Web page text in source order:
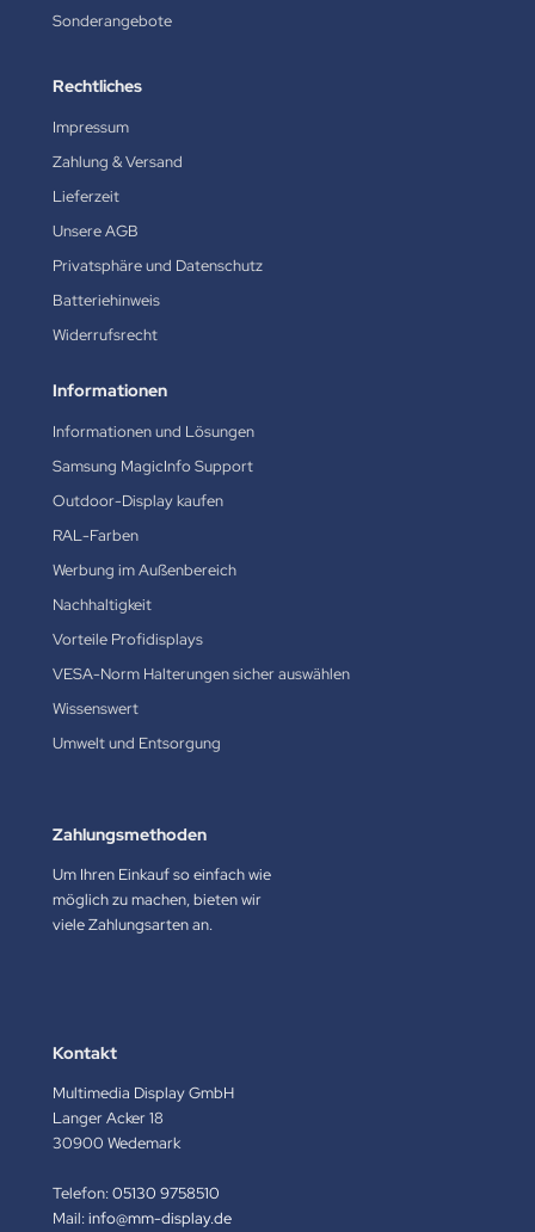
Sonderangebote
Rechtliches
Impressum
Zahlung & Versand
Lieferzeit
Unsere AGB
Privatsphäre und Datenschutz
Batteriehinweis
Widerrufsrecht
Informationen
Informationen und Lösungen
Samsung MagicInfo Support
Outdoor-Display kaufen
RAL-Farben
Werbung im Außenbereich
Nachhaltigkeit
Vorteile Profidisplays
VESA-Norm Halterungen sicher auswählen
Wissenswert
Umwelt und Entsorgung
Zahlungsmethoden
Um Ihren Einkauf so einfach wie
möglich zu machen, bieten wir
viele Zahlungsarten an.
Kontakt
Multimedia Display GmbH
Langer Acker 18
30900 Wedemark
Telefon:05130 9758510
Mail:info@mm-display.de